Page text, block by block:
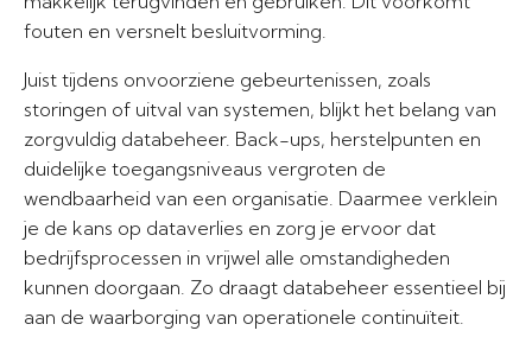
fouten en versnelt besluitvorming.
Juist tijdens onvoorziene gebeurtenissen, zoals
storingen of uitval van systemen, blijkt het belang van
zorgvuldig databeheer. Back-ups, herstelpunten en
duidelijke toegangsniveaus vergroten de
wendbaarheid van een organisatie. Daarmee verklein
je de kans op dataverlies en zorg je ervoor dat
bedrijfsprocessen in vrijwel alle omstandigheden
kunnen doorgaan. Zo draagt databeheer essentieel bij
aan de waarborging van operationele continuïteit.